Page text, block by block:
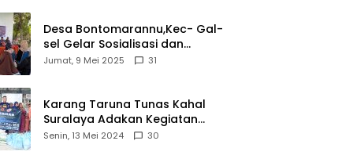
Desa Bontomarannu,Kec- Gal-
sel Gelar Sosialisasi dan
Bimtek Pemutakhiran Data ID
Jumat, 9 Mei 2025 31
Karang Taruna Tunas Kahal
Suralaya Adakan Kegiatan
Bansos Terhadap Kaum
Senin, 13 Mei 2024 30